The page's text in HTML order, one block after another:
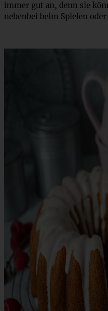
immer gut an, denn sie
nebenbei beim Spielen